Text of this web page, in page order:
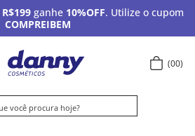
R$199 ganhe 10%OFF. Utilize o cupom
COMPREIBEM
00